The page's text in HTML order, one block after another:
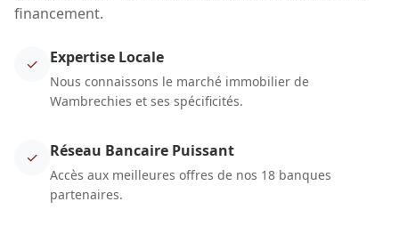
financement.
✓ Expertise Locale
Nous connaissons le marché immobilier de
Wambrechies et ses spécificités.
✓ Réseau Bancaire Puissant
Accès aux meilleures offres de nos 18 banques
partenaires.